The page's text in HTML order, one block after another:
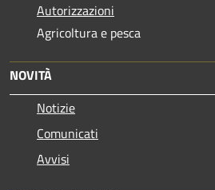
Autorizzazioni
Agricoltura e pesca
NOVITÀ
Notizie
Comunicati
Avvisi